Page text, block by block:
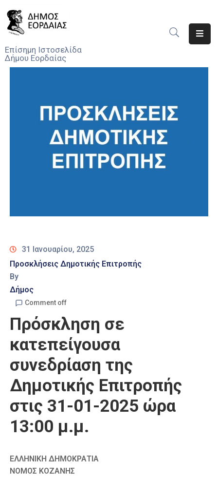
Επίσημη Ιστοσελίδα
Δήμου Εορδαίας
Ο
Υπηρεσίες
Προσκλήσεις
31 Ιανουαρίου, 2025
Προσκλήσεις Δημοτικής Επιτροπής
By
Δήμος
Comment off
Πρόσκληση σε
κατεπείγουσα
συνεδρίαση της
Δημοτικής Επιτροπής
στις 31-01-2025 ώρα
13:00 μ.μ.
ΕΛΛΗΝΙΚΗ ΔΗΜΟΚΡΑΤΙΑ
ΝΟΜΟΣ ΚΟΖΑΝΗΣ